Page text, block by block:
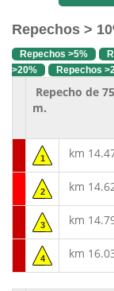
Repechos >
Repechos >5%
>20%
Repechos
Repecho de
m.
1 km
2 km
3 km
4 km